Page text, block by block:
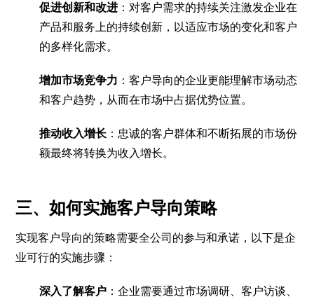
促进创新和改进 ：对客户需求的持续关注激发企业在
产品和服务上的持续创新，以适应市场的变化和客户
的多样化需求。
增加市场竞争力 ：客户导向的企业更能理解市场动态
和客户趋势，从而在市场中占据优势位置。
推动收入增长 ：忠诚的客户群体和不断拓展的市场份
额最终将转换为收入增长。
三、如何实施客户导向策略
实现客户导向的策略需要全公司的参与和承诺，以下是企
业可行的实施步骤：
深入了解客户 ：企业需要通过市场调研、客户访谈、